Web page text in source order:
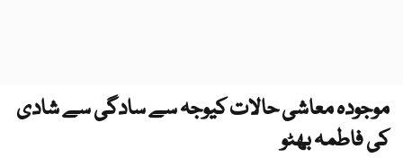
موجودہ معاشی حالات کیوجہ سے سادگی سے شادی
کی فاطمہ بھٹو